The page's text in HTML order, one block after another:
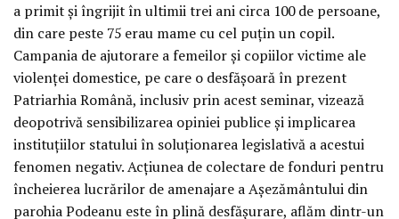
a primit şi îngrijit în ultimii trei ani circa 100 de persoane,
din care peste 75 erau mame cu cel puţin un copil.
Campania de ajutorare a femeilor şi copiilor victime ale
violenţei domestice, pe care o desfăşoară în prezent
Patriarhia Română, inclusiv prin acest seminar, vizează
deopotrivă sensibilizarea opiniei publice şi implicarea
instituţiilor statului în soluţionarea legislativă a acestui
fenomen negativ. Acţiunea de colectare de fonduri pentru
încheierea lucrărilor de amenajare a Aşezământului din
parohia Podeanu este în plină desfăşurare, aflăm dintr-un